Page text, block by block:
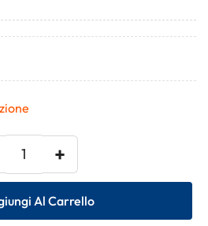
+
Al Carrello